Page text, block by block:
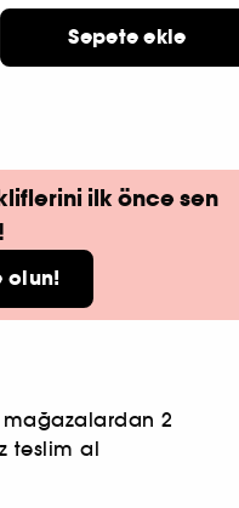
Sepete ekle
ilk önce sen
olun!
2
teslim al